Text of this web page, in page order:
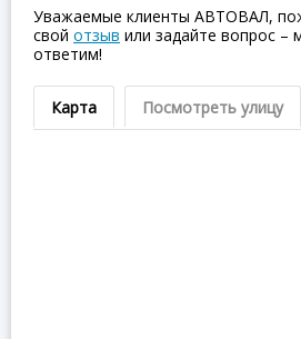
Уважаемые клиенты АВТОВАЛ,
свой отзыв или задайте вопрос –
ответим!
Карта Посмотреть улицу